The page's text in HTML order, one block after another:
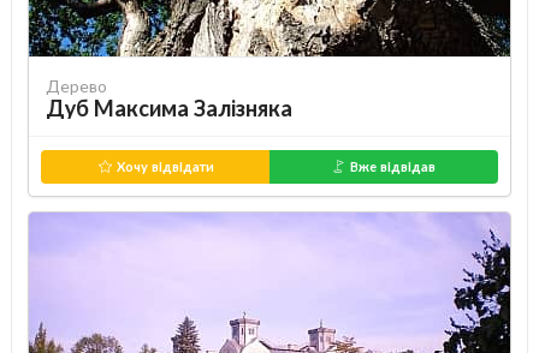
Дерево
Дуб Максима Залізняка
Хочу відвідати Вже відвідав